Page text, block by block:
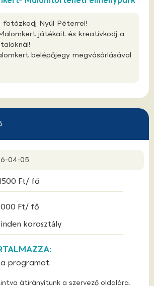
fotózkodj Nyúl Péterrel!
játékait és kreatívkodj a
belépőjegy megvásárlásával
04-05
Ft/ fő
Ft/ fő
korosztály
programot
átirányítunk a szervező oldalára.